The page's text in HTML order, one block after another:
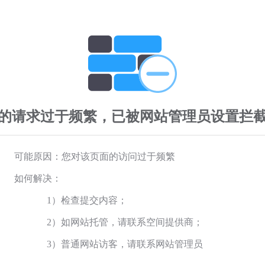
请求过于频繁，已被网站管理员设置拦
可能原因：您对该页面的访问过于频繁
如何解决：
1）检查提交内容；
2）如网站托管，请联系空间提供商；
3）普通网站访客，请联系网站管理员